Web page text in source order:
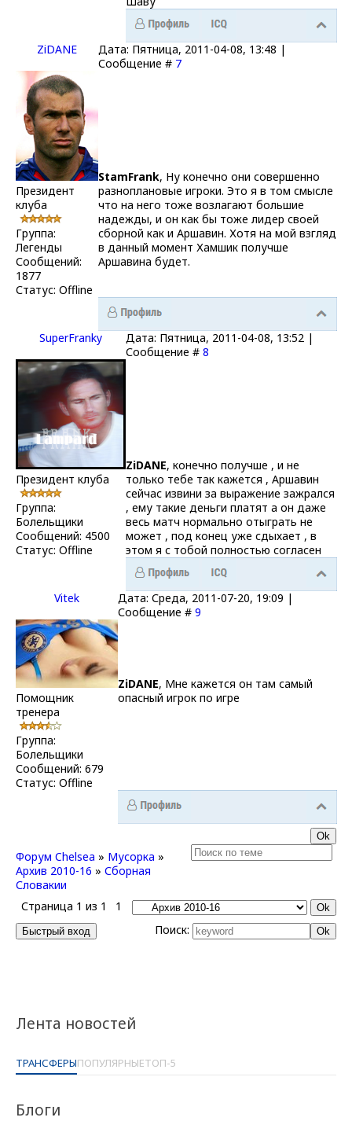
Лента новостей
ТРАНСФЕРЫПОПУЛЯРНЫЕТОП-5
Блоги
ZiDANE
Дата: Пятница, 2011-04-08, 13:48 |
Сообщение # 7
Президент
клуба
Группа:
Легенды
Сообщений:
1877
Статус: Offline
StamFrank, Ну конечно они совершенно
разноплановые игроки. Это я в том смысле
что на него тоже возлагают большие
надежды, и он как бы тоже лидер своей
сборной как и Аршавин. Хотя на мой взгляд
в данный момент Хамшик получше
Аршавина будет.
SuperFranky
Дата: Пятница, 2011-04-08, 13:52 |
Сообщение # 8
Президент клуба
Группа:
Болельщики
Сообщений: 4500
Статус: Offline
ZiDANE, конечно получше , и не
только тебе так кажется , Аршавин
сейчас извини за выражение зажрался
, ему такие деньги платят а он даже
весь матч нормально отыграть не
может , под конец уже сдыхает , в
этом я с тобой полностью согласен
Vitek
Дата: Среда, 2011-07-20, 19:09 |
Сообщение # 9
Помощник
тренера
Группа:
Болельщики
Сообщений: 679
Статус: Offline
ZiDANE, Мне кажется он там самый
опасный игрок по игре
Форум Chelsea » Мусорка »
Архив 2010-16 » Сборная
Словакии
Страница 1 из 1
1
Поиск: